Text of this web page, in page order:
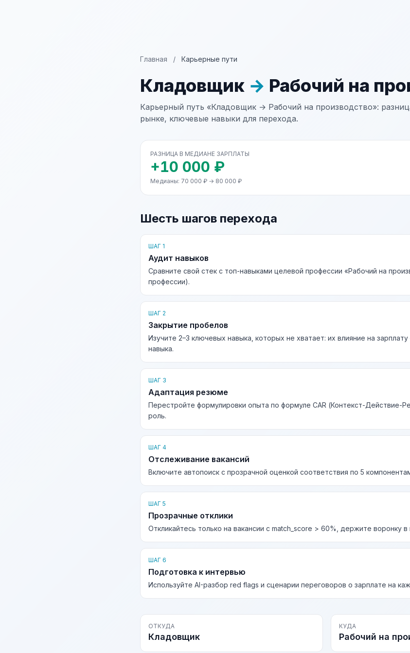
Главная / Карьерные пути
Кладовщик → Рабочий на
Карьерный путь «Кладовщик → Рабочий на производство»:
рынке, ключевые навыки для перехода.
РАЗНИЦА В МЕДИАНЕ ЗАРПЛАТЫ
+10 000 ₽
Медианы: 70 000 ₽ → 80 000 ₽
Шесть шагов перехода
ШАГ 1
Аудит навыков
Сравните свой стек с топ-навыками целевой профессии «Рабочий на
профессии).
ШАГ 2
Закрытие пробелов
Изучите 2–3 ключевых навыка, которых не хватает: их влияние на
навыка.
ШАГ 3
Адаптация резюме
Перестройте формулировки опыта по формуле CAR (Контекст-Действие-
роль.
ШАГ 4
Отслеживание вакансий
Включите автопоиск с прозрачной оценкой соответствия по 5
ШАГ 5
Прозрачные отклики
Откликайтесь только на вакансии с match_score > 60%, держите воронку в
ШАГ 6
Подготовка к интервью
Используйте AI-разбор red flags и сценарии переговоров о зарплате на
ОТКУДА
Кладовщик
КУДА
Рабочий на